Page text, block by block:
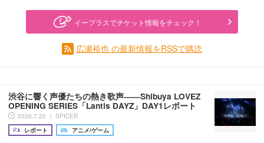
イープラスでチケット情報をチェック！
広瀬裕也 の最新情報をRSSで購読
渋谷に響く声優たちの熱き歌声――Shibuya LOVEZ
OPENING SERIES「Lantis DAYZ」DAY1レポート
2026.7.25 ｜ SPICER
レポート
アニメ/ゲーム